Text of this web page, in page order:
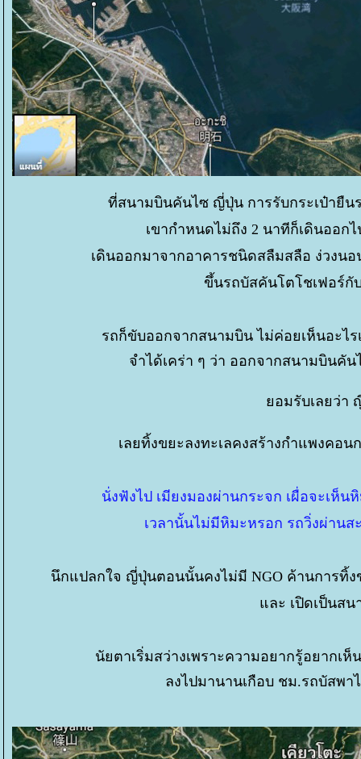
ที่สนามบินคันไซ ญี่ปุ่น การรับกระเป๋ายื
เขากำหนดไม่ถึง 2 นาทีก็เดินออก
เดินออกมาจากอาคารชนิดสลืมสลือ ง่วงนอ
ขึ้นรถบัสคันโตโชเฟอร์กับ
รถก็ขับออกจากสนามบิน ไม่ค่อยเห็นอะไร
จำได้เคร่า ๆ ว่า ออกจากสนามบินคั
อมรับเลยว่า
เลยทิ้งขยะลงทะเลคงสร้างกำแพงคอน
นั่งฟังไป เมียงมองผ่านกระจก เผื่อจะเห็น
เวลานั้นไม่มีหิมะหรอก รถวิ่งผ่าน
นึกแปลกใจ ญี่ปุ่นตอนนั้นคงไม่มี NGO ค้านการทิ้ง
ละ เปิดเป็นสน
นัยตาเริ่มสว่างเพราะความอยากรู้อยากเ
ลงไปมานานเกือบ ชม.รถบัสพา